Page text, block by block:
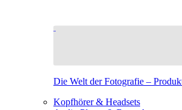
Die Welt der Fotografie –
Kopfhörer & Headsets